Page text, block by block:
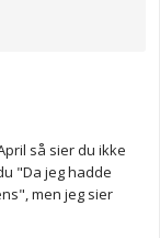
så sier du ikke
"Da jeg hadde
men jeg sier